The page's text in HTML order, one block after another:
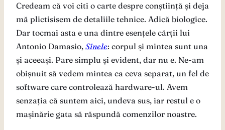
Credeam că voi citi o carte despre conștiință și deja
mă plictisisem de detaliile tehnice. Adică biologice.
Dar tocmai asta e una dintre esențele cărții lui
Antonio Damasio, Sinele: corpul și mintea sunt una
și aceeași. Pare simplu și evident, dar nu e. Ne-am
obișnuit să vedem mintea ca ceva separat, un fel de
software care controlează hardware-ul. Avem
senzația că suntem aici, undeva sus, iar restul e o
mașinărie gata să răspundă comenzilor noastre.